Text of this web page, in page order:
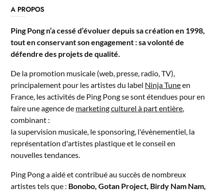
A PROPOS
Ping Pong n’a cessé d’évoluer depuis sa création en 1998,
tout en conservant son engagement : sa volonté de
défendre des projets de qualité.
De la promotion musicale (web, presse, radio, TV),
principalement pour les artistes du label Ninja Tuneen
France, les activités de Ping Pong se sont étendues pour en
faire une agence de marketing culturel à part entière
combinant :
la supervision musicale, le sponsoring, l'évènementiel, la
représentation d'artistes plastique et le conseil en
nouvelles tendances.
Ping Pong a aidé et contribué au succès de nombreux
artistes tels que : Bonobo, Gotan Project, Birdy Nam Nam,